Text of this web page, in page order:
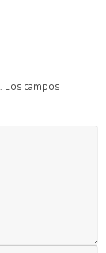
Los campos